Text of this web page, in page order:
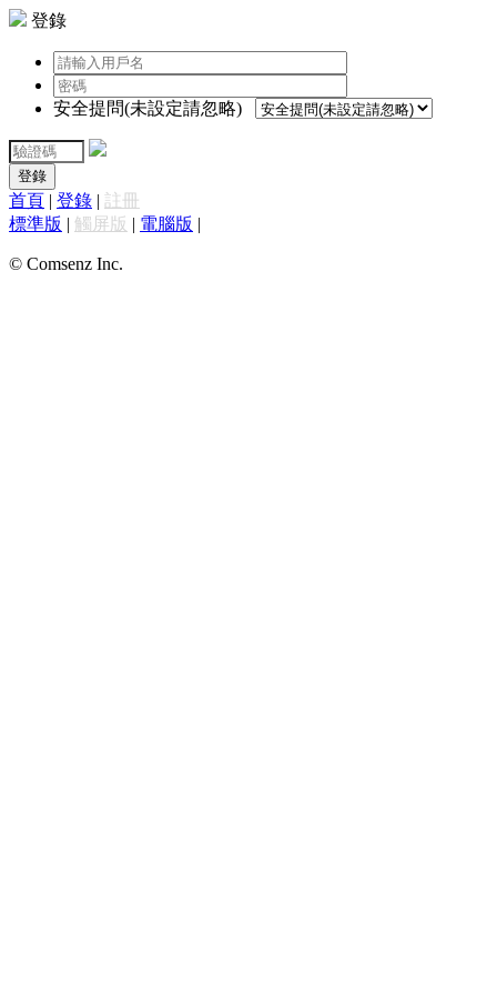
登錄
安全提問(未設定請忽略)
登錄
首頁 | 登錄 | 註冊
標準版 | 觸屏版 | 電腦版 |
© Comsenz Inc.